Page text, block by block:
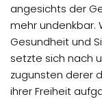
angesichts der
mehr undenkbar.
Gesundheit und
setzte sich nach
zugunsten derer
ihrer Freiheit